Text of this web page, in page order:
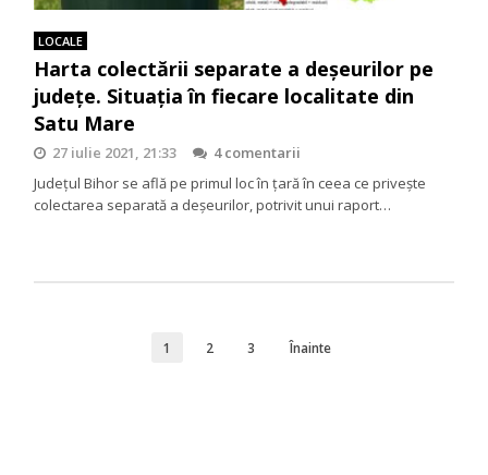
LOCALE
Harta colectării separate a deșeurilor pe
județe. Situația în fiecare localitate din
Satu Mare
27 iulie 2021, 21:33
4 comentarii
Județul Bihor se află pe primul loc în țară în ceea ce privește
colectarea separată a deșeurilor, potrivit unui raport…
1 2 3 Înainte